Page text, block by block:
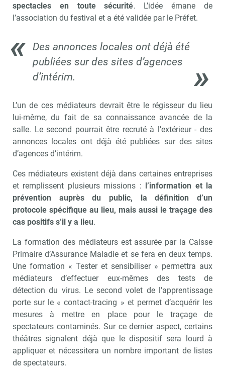
spectacles en toute sécurité. L’idée émane de
l’association du festival et a été validée par le Préfet.
Des annonces locales ont déjà été
publiées sur des sites d’agences
d’intérim.
L’un de ces médiateurs devrait être le régisseur du lieu
lui-même, du fait de sa connaissance avancée de la
salle. Le second pourrait être recruté à l’extérieur - des
annonces locales ont déjà été publiées sur des sites
d’agences d’intérim.
Ces médiateurs existent déjà dans certaines entreprises
et remplissent plusieurs missions : l’information et la
prévention auprès du public, la définition d’un
protocole spécifique au lieu, mais aussi le traçage des
cas positifs s’il y a lieu.
La formation des médiateurs est assurée par la Caisse
Primaire d’Assurance Maladie et se fera en deux temps.
Une formation « Tester et sensibiliser » permettra aux
médiateurs d’effectuer eux-mêmes des tests de
détection du virus. Le second volet de l’apprentissage
porte sur le « contact-tracing » et permet d’acquérir les
mesures à mettre en place pour le traçage de
spectateurs contaminés. Sur ce dernier aspect, certains
théâtres signalent déjà que le dispositif sera lourd à
appliquer et nécessitera un nombre important de listes
de spectateurs.
Recevoir Culture Matin